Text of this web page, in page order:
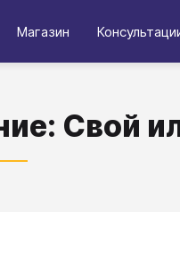
Магазин
Свой